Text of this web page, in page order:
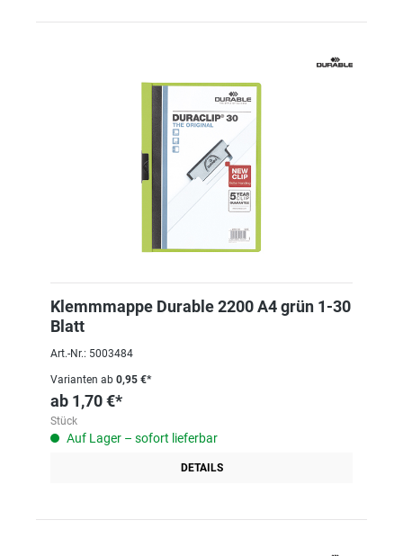
Klemmmappe Durable 2200 A4 grün 1-30
Blatt
Art.-Nr.: 5003484
Varianten ab 0,95 €*
ab 1,70 €*
Stück
Auf Lager – sofort lieferbar
DETAILS